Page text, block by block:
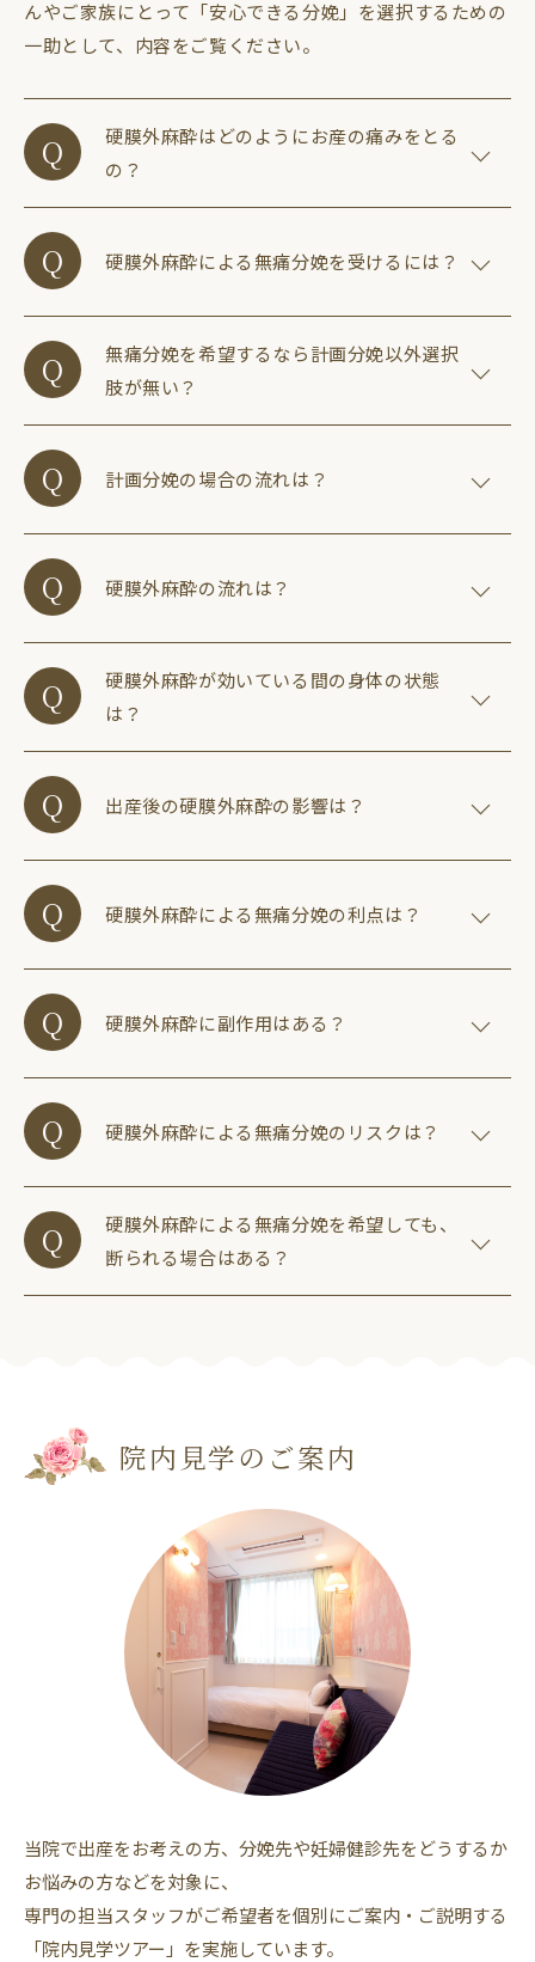
んやご家族にとって「安心できる分娩」を選択するための
一助として、内容をご覧ください。
硬膜外麻酔はどのようにお産の痛みをとる
の？
硬膜外麻酔による無痛分娩を受けるには？
無痛分娩を希望するなら計画分娩以外選択
肢が無い？
計画分娩の場合の流れは？
硬膜外麻酔の流れは？
硬膜外麻酔が効いている間の身体の状態
は？
出産後の硬膜外麻酔の影響は？
硬膜外麻酔による無痛分娩の利点は？
硬膜外麻酔に副作用はある？
硬膜外麻酔による無痛分娩のリスクは？
硬膜外麻酔による無痛分娩を希望しても、
断られる場合はある？
院内見学のご案内
当院で出産をお考えの⽅、分娩先や妊婦健診先をどうするか
お悩みの⽅などを対象に、
専門の担当スタッフがご希望者を個別にご案内・ご説明する
「院内見学ツアー」を実施しています。